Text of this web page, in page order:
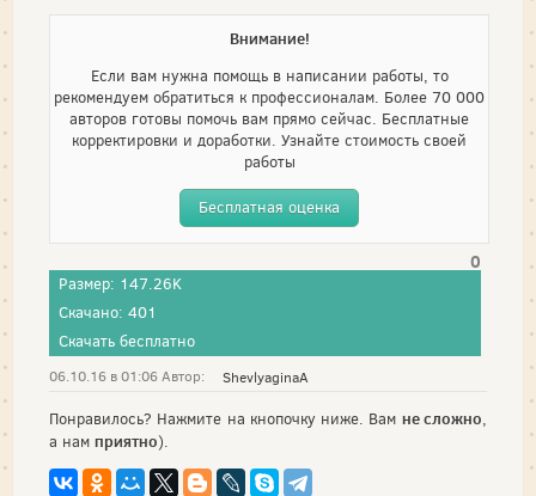
Внимание!
Если вам нужна помощь в написании работы, то
рекомендуем обратиться к профессионалам. Более 70 000
авторов готовы помочь вам прямо сейчас. Бесплатные
корректировки и доработки. Узнайте стоимость своей
работы
Бесплатная оценка
0
Размер: 147.26K
Скачано: 401
Скачать бесплатно
06.10.16 в 01:06 Автор: ShevlyaginaA
Понравилось? Нажмите на кнопочку ниже. Вам не сложно,
а нам приятно).